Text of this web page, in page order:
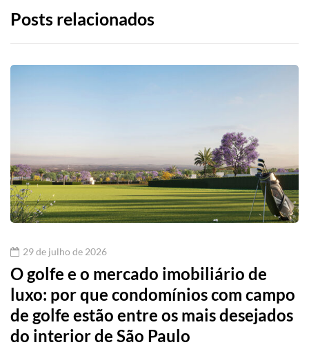
Posts relacionados
29 de julho de 2026
O golfe e o mercado imobiliário de
luxo: por que condomínios com campo
de golfe estão entre os mais desejados
do interior de São Paulo